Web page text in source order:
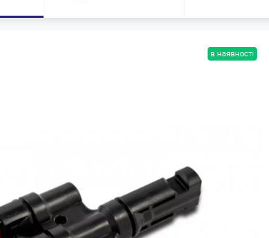
в наявності